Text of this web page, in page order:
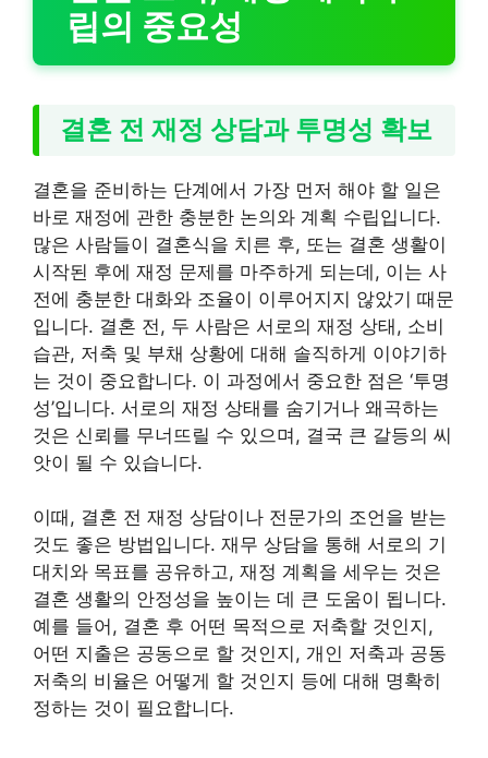
립의 중요성
결혼 전 재정 상담과 투명성 확보
결혼을 준비하는 단계에서 가장 먼저 해야 할 일은
바로 재정에 관한 충분한 논의와 계획 수립입니다.
많은 사람들이 결혼식을 치른 후, 또는 결혼 생활이
시작된 후에 재정 문제를 마주하게 되는데, 이는 사
전에 충분한 대화와 조율이 이루어지지 않았기 때문
입니다. 결혼 전, 두 사람은 서로의 재정 상태, 소비
습관, 저축 및 부채 상황에 대해 솔직하게 이야기하
는 것이 중요합니다. 이 과정에서 중요한 점은 ‘투명
성’입니다. 서로의 재정 상태를 숨기거나 왜곡하는
것은 신뢰를 무너뜨릴 수 있으며, 결국 큰 갈등의 씨
앗이 될 수 있습니다.
이때, 결혼 전 재정 상담이나 전문가의 조언을 받는
것도 좋은 방법입니다. 재무 상담을 통해 서로의 기
대치와 목표를 공유하고, 재정 계획을 세우는 것은
결혼 생활의 안정성을 높이는 데 큰 도움이 됩니다.
예를 들어, 결혼 후 어떤 목적으로 저축할 것인지,
어떤 지출은 공동으로 할 것인지, 개인 저축과 공동
저축의 비율은 어떻게 할 것인지 등에 대해 명확히
정하는 것이 필요합니다.